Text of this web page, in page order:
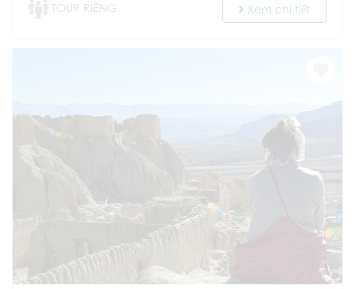
TOUR RIÊNG Xem chi tiết